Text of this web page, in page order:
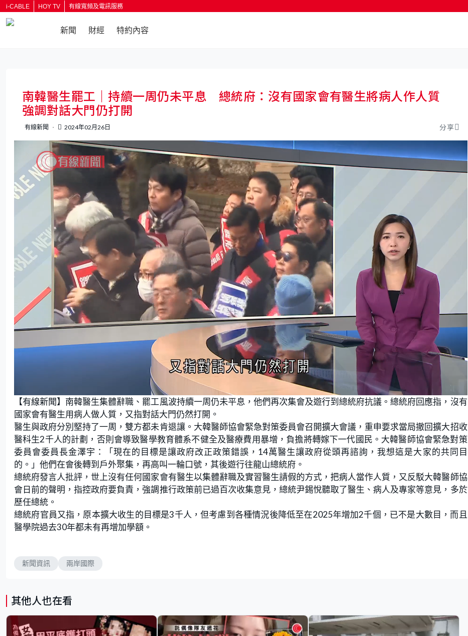
i-CABLE HOY TV 有線寬頻及電訊服務
新聞 財經 特約內容
南韓醫生罷工｜持續一周仍未平息 總統府：沒有國家會有醫生將病人作人質
強調對話大門仍打開
有線新聞 2024年02月26日 分享
n
m
u
t
e
a
d
e
d
:
2
0
%
【有線新聞】南韓醫生集體辭職、罷工風波持續一周仍未平息，他們再次集會及遊行到總統府抗議。總統府回應指，沒有
國家會有醫生用病人做人質，又指對話大門仍然打開。
醫生與政府分別堅持了一周，雙方都未肯退讓。大韓醫師協會緊急對策委員會召開擴大會議，重申要求當局撤回擴大招收
醫科生2千人的計劃，否則會導致醫學教育體系不健全及醫療費用暴增，負擔將轉嫁下一代國民。大韓醫師協會緊急對策
委員會委員長金澤宇：「現在的目標是讓政府改正政策錯誤，14萬醫生讓政府從頭再諮詢，我想這是大家的共同目
的。」他們在會後轉到戶外聚集，再高叫一輪口號，其後遊行往龍山總統府。
總統府發言人批評，世上沒有任何國家會有醫生以集體辭職及實習醫生請假的方式，把病人當作人質，又反駁大韓醫師協
會日前的聲明，指控政府要負責，強調推行政策前已過百次收集意見，總統尹錫悅聽取了醫生、病人及專家等意見，多於
歷任總統。
總統府官員又指，原本擴大收生的目標是3千人，但考慮到各種情況後降低至在2025年增加2千個，已不是大數目，而且
醫學院過去30年都未有再增加學額。
新聞資訊 兩岸國際
其他人也在看